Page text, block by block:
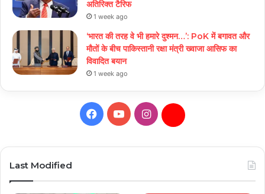
अतिरिक्त टैरिफ
1 week ago
‘भारत की तरह वे भी हमारे दुश्मन…’: PoK में बगावत और
मौतों के बीच पाकिस्तानी रक्षा मंत्री ख्वाजा आसिफ का
विवादित बयान
1 week ago
Facebook
YouTubeInstagramDaily
Last Modified